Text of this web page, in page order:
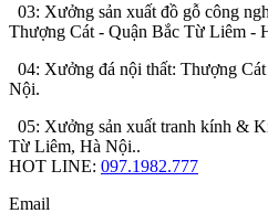
03: Xưởng sản xuất đồ gỗ công
Thượng Cát - Quận Bắc Từ Liêm -
04: Xưởng đá nội thất: Thượng
Nội.
05: Xưởng sản xuất tranh kính &
Từ Liêm, Hà Nội..
HOT LINE: 097.1982.777
Email